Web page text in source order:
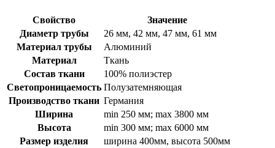
Свойство
Значение
Диаметр трубы
26 мм, 42 мм, 47 мм, 61 мм
Материал трубы
Алюминий
Материал
Ткань
Состав ткани
100% полиэстер
Светопроницаемость Полузатемняющая
Производство ткани Германия
Ширина
min 250 мм; max 3800 мм
Высота
min 300 мм; max 6000 мм
Размер изделия
ширина 400мм, высота 500мм